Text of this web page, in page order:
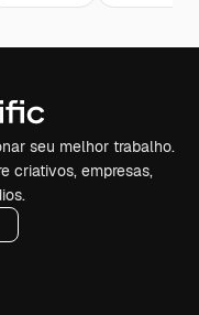
seu melhor trabalho.
criativos, empresas,